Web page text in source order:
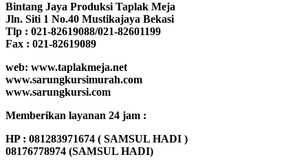
Bintang Jaya Produksi Taplak Meja
Jln. Siti 1 No.40 Mustikajaya Bekasi
Tlp : 021-82619088/021-82601199
Fax : 021-82619089
web: www.taplakmeja.net
www.sarungkursimurah.com
www.sarungkursi.com
Memberikan layanan 24 jam :
HP : 081283971674 ( SAMSUL HADI )
08176778974 (SAMSUL HADI)